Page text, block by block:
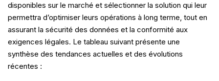
disponibles sur le marché et sélectionner la solution qui leur
permettra d’optimiser leurs opérations à long terme, tout en
assurant la sécurité des données et la conformité aux
exigences légales. Le tableau suivant présente une
synthèse des tendances actuelles et des évolutions
récentes :